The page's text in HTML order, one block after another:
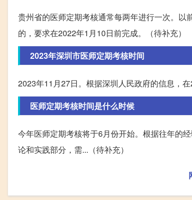
贵州省的医师定期考核通常每两年进行一次。
的，要求在2022年1月10日前完成。（待补充）
2023年深圳市医师定期考核时间
2023年11月27日。根据深圳人民政府的信息，
医师定期考核时间是什么时候
今年医师定期考核将于6月份开始。根据往年的
论和实践部分，需...（待补充）